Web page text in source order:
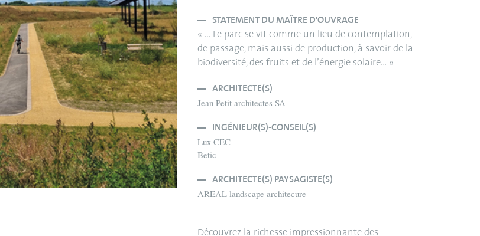
STATEMENT DU MAÎTRE D'OUVRAGE
« … Le parc se vit comme un lieu de contemplation,
de passage, mais aussi de production, à savoir de la
biodiversité, des fruits et de l’énergie solaire… »
ARCHITECTE(S)
Jean Petit architectes SA
INGÉNIEUR(S)-CONSEIL(S)
Lux CEC
Betic
ARCHITECTE(S) PAYSAGISTE(S)
AREAL landscape architecure
Découvrez la richesse impressionnante des